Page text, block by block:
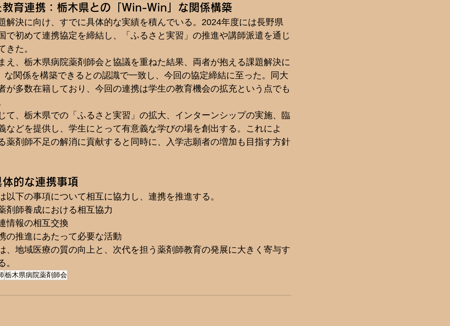
教育連携：栃木県との「Win-Win」な関係構築
解決に向け、すでに具体的な実績を積んでいる。2024年度には長野県
で初めて連携協定を締結し、「ふるさと実習」の推進や講師派遣を通じ
きた。
え、栃木県病院薬剤師会と協議を重ねた結果、両者が抱える課題解決に
な関係を構築できるとの認識で一致し、今回の協定締結に至った。同大
が多数在籍しており、今回の連携は学生の教育機会の拡充という点でも
て、栃木県での「ふるさと実習」の拡大、インターンシップの実施、臨
などを提供し、学生にとって有意義な学びの場を創出する。これによ
薬剤師不足の解消に貢献すると同時に、入学志願者の増加も目指す方針
的な連携事項
以下の事項について相互に協力し、連携を推進する。
剤師養成における相互協力
情報の相互交換
の推進にあたって必要な活動
、地域医療の質の向上と、次代を担う薬剤師教育の発展に大きく寄与す
。
栃木県病院薬剤師会